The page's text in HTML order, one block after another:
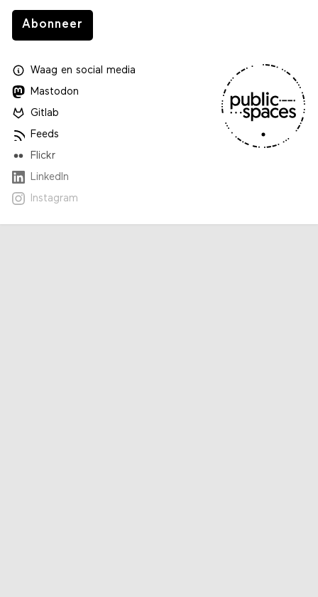
Abonneer
Waagen social media
Mastodon
Gitlab
Feeds
Flickr
LinkedIn
Instagram